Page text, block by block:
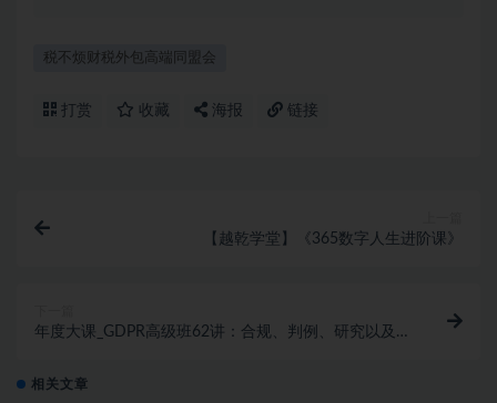
税不烦财税外包高端同盟会
打赏 收藏 海报 链接
【越乾学堂】《365数字人生进阶课》
年度大课_GDPR高级班62讲：合规、判例、研究以及中
相关文章